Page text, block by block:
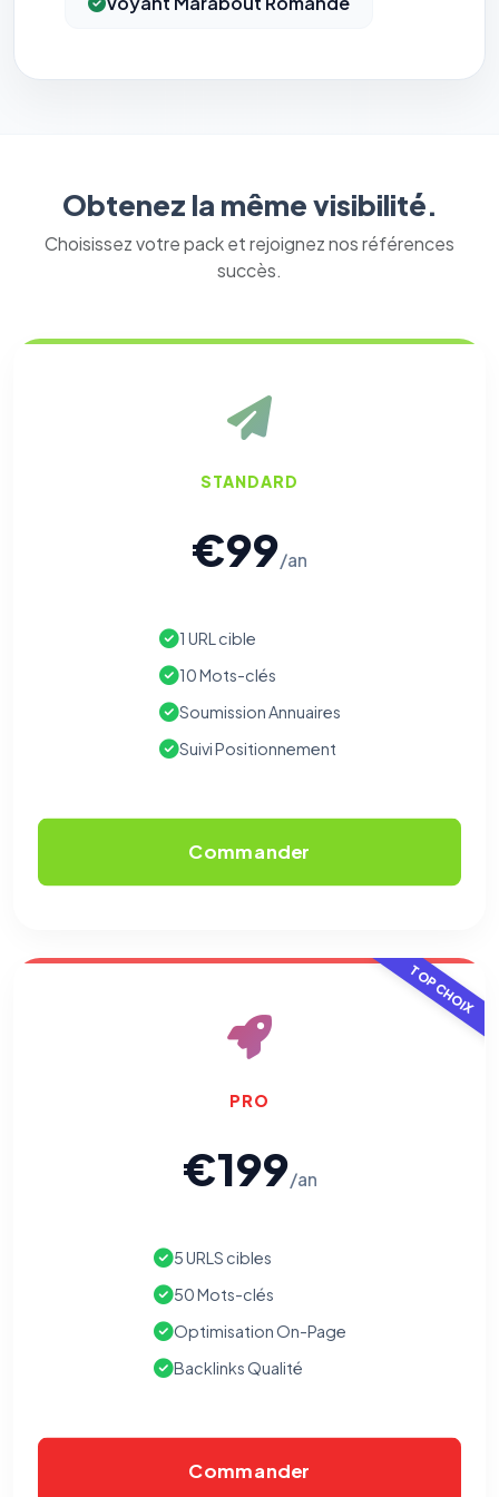
Obtenez la même visibilité.
Choisissez votre pack et rejoignez nos références
succès.
STANDARD
€99/an
1 URL cible
10 Mots-clés
Soumission Annuaires
Suivi Positionnement
Commander
TOP CHOIX
PRO
€199/an
5 URLS cibles
50 Mots-clés
Optimisation On-Page
Backlinks Qualité
Commander